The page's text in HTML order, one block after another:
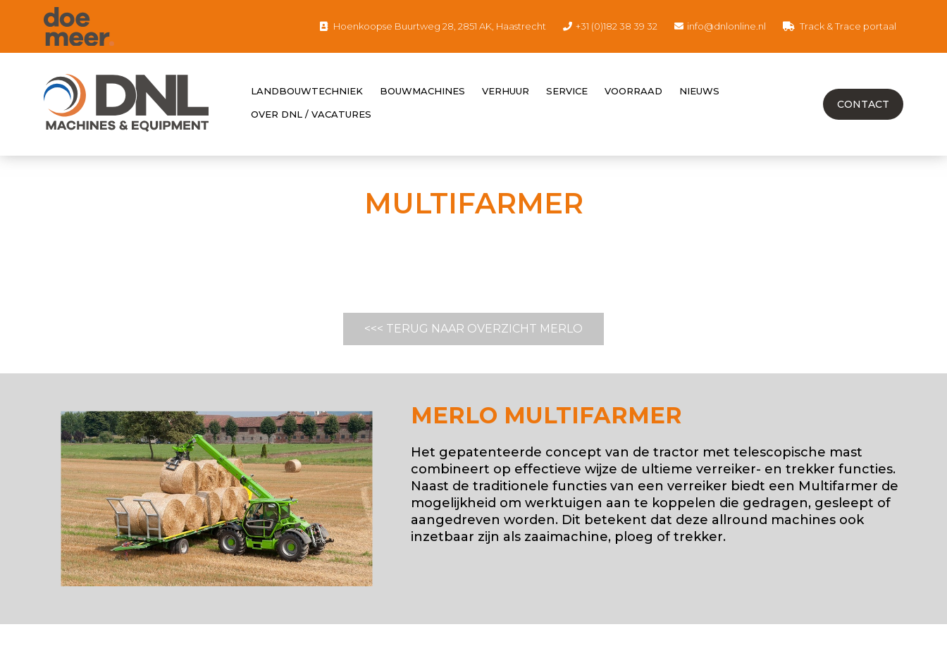
Hoenkoopse Buurtweg 28, 2851 AK, Haastrecht +31 (0)182 38 39 32 info@dnlonline.nl Track & Trace portaal
LANDBOUWTECHNIEK BOUWMACHINES VERHUUR SERVICE VOORRAAD NIEUWS
OVER DNL / VACATURES
CONTACT
MULTIFARMER
<<< TERUG NAAR OVERZICHT MERLO
MERLO MULTIFARMER
Het gepatenteerde concept van de tractor met telescopische mast
combineert op effectieve wijze de ultieme verreiker- en trekker functies.
Naast de traditionele functies van een verreiker biedt een Multifarmer de
mogelijkheid om werktuigen aan te koppelen die gedragen, gesleept of
aangedreven worden. Dit betekent dat deze allround machines ook
inzetbaar zijn als zaaimachine, ploeg of trekker.